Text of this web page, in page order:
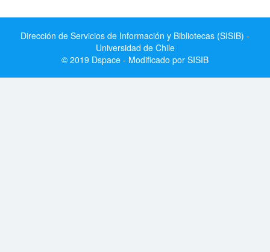
Dirección de Servicios de Información y Bibliotecas (SISIB) -
Universidad de Chile
© 2019 Dspace - Modificado por SISIB